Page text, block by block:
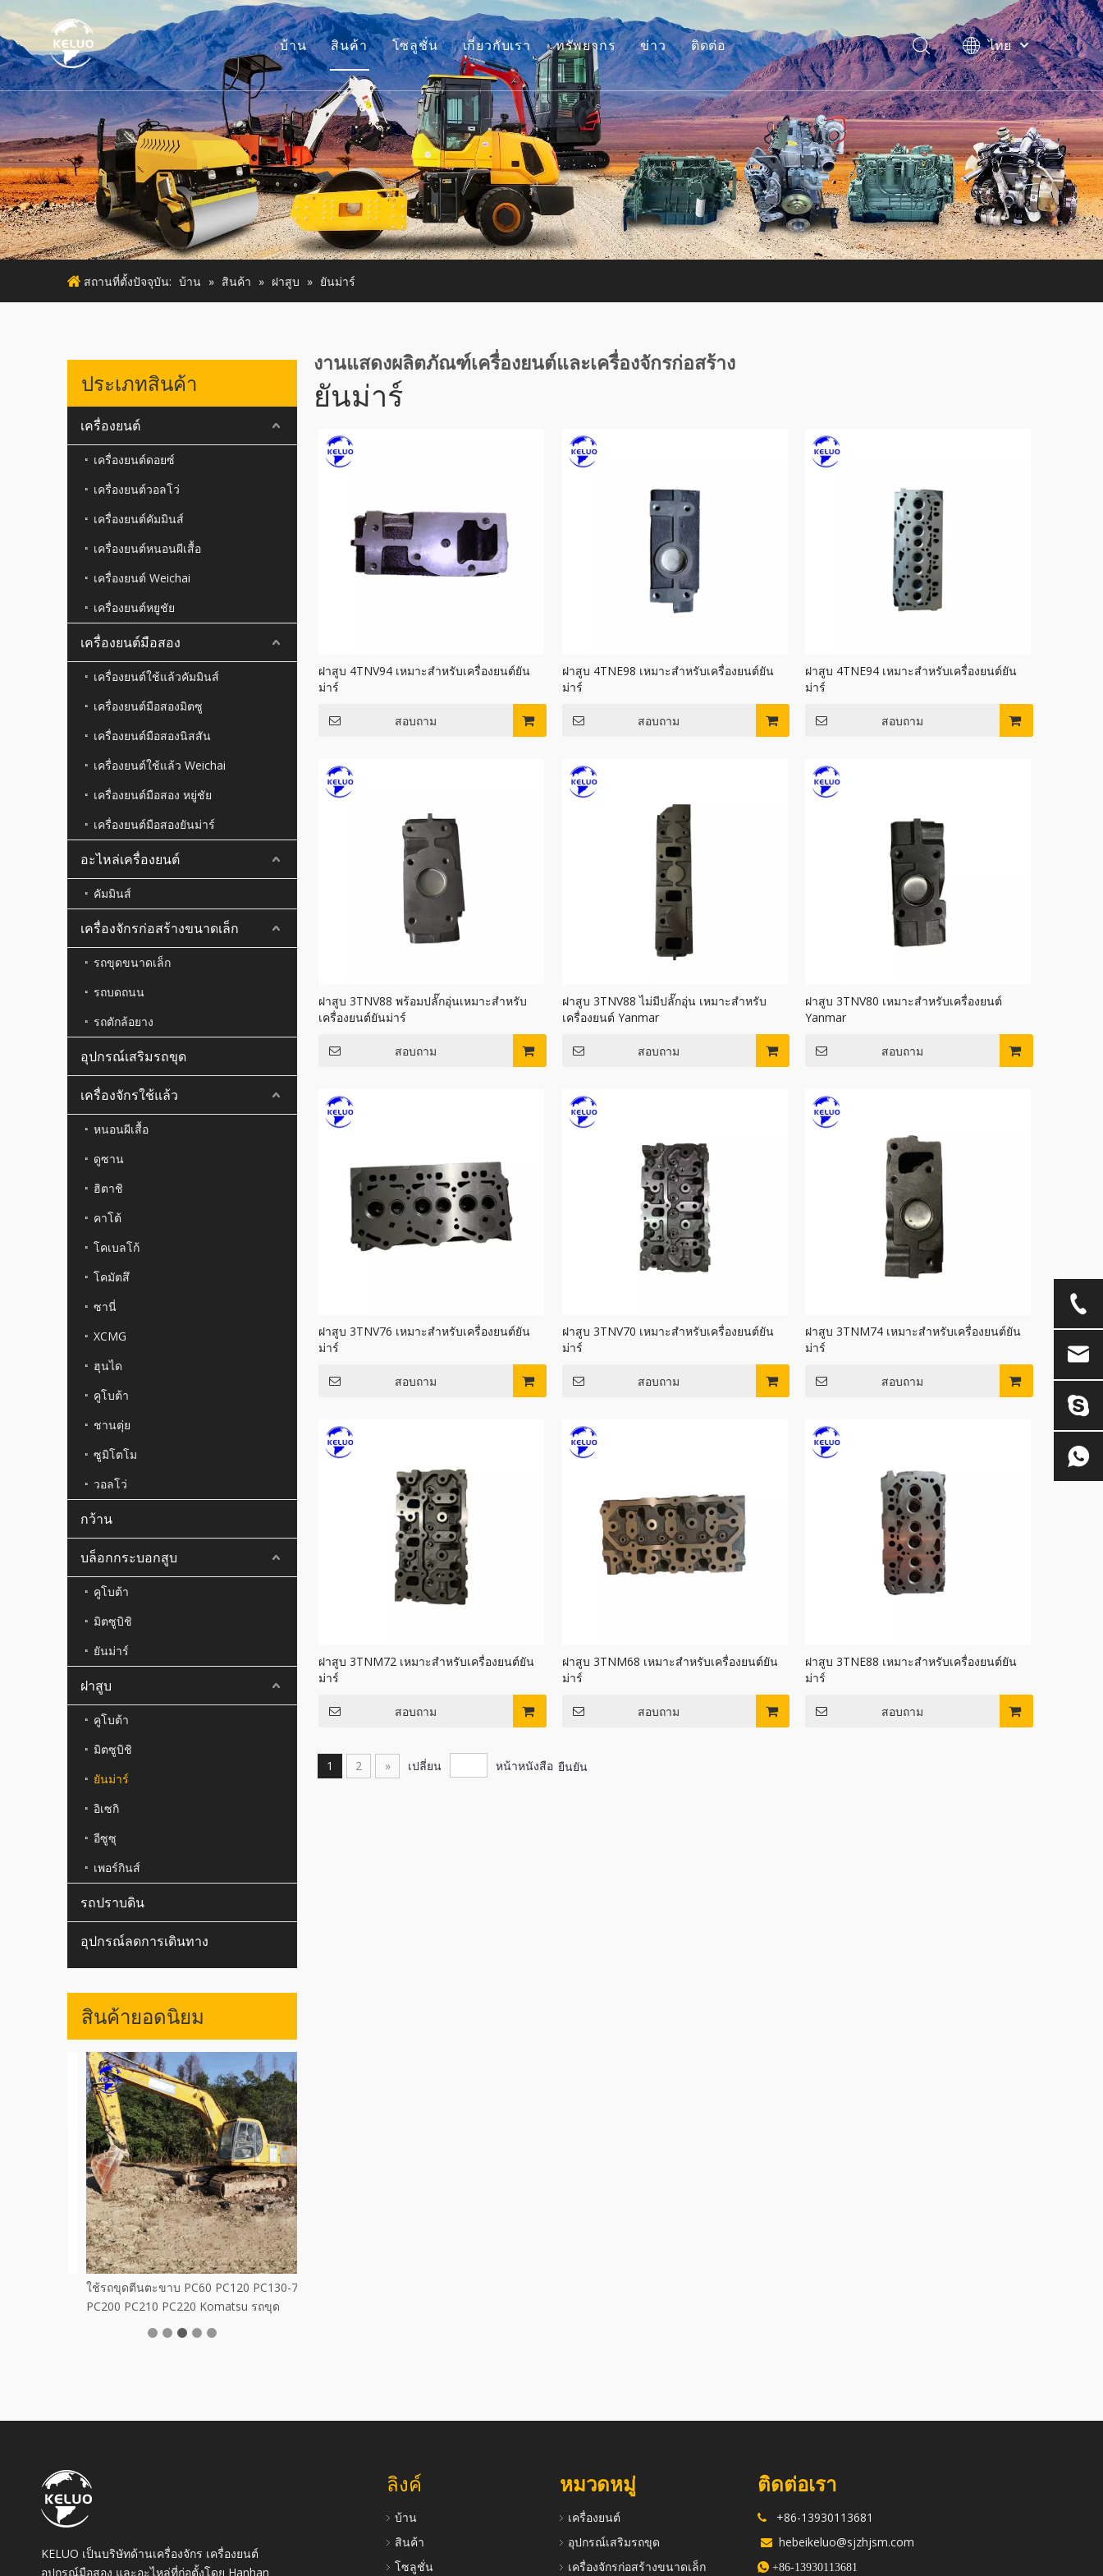
บ้าน สินค้า
เครื่องยนต์
อุปกรณ์เสริมรถขุด
เครื่องจักรก่อสร้างขนาดเล็ก
เครื่องยนต์มือสอง
เครื่องจักรใช้แล้ว
โซลูชั่น เกี่ยวกับเรา
เรื่องราวของเรา
ข้อได้เปรียบของเรา
ทรัพยากร
คำแนะนำ
คำถามที่พบบ่อย
วิดีโอ
ข่าว ติดต่อ
ไทย
فارسی
Bahasa
indonesia
Türk dili
Italiano
Deutsch
Português
Español
Pусский
English
สถานที่ตั้งปัจจุบัน: บ้าน » สินค้า » ฝาสูบ » ยันม่าร์
ประเภทสินค้า
เครื่องยนต์
เครื่องยนต์ดอยซ์
เครื่องยนต์วอลโว่
เครื่องยนต์คัมมินส์
เครื่องยนต์หนอนผีเสื้อ
เครื่องยนต์ Weichai
เครื่องยนต์หยูชัย
เครื่องยนต์มือสอง
เครื่องยนต์ใช้แล้วคัมมินส์
เครื่องยนต์มือสองมิตซู
เครื่องยนต์มือสองนิสสัน
เครื่องยนต์ใช้แล้ว Weichai
เครื่องยนต์มือสอง หยู่ชัย
เครื่องยนต์มือสองยันม่าร์
อะไหล่เครื่องยนต์
คัมมินส์
เครื่องจักรก่อสร้างขนาดเล็ก
รถขุดขนาดเล็ก
รถบดถนน
รถตักล้อยาง
อุปกรณ์เสริมรถขุด
เครื่องจักรใช้แล้ว
หนอนผีเสื้อ
ดูซาน
ฮิตาชิ
คาโต้
โคเบลโก้
โคมัตสึ
ซานี่
XCMG
ฮุนได
คูโบต้า
ชานตุ่ย
ซูมิโตโม
วอลโว่
กว้าน
บล็อกกระบอกสูบ
คูโบต้า
มิตซูบิชิ
ยันม่าร์
ฝาสูบ
คูโบต้า
มิตซูบิชิ
ยันม่าร์
อิเซกิ
อีซูซุ
เพอร์กินส์
รถปราบดิน
อุปกรณ์ลดการเดินทาง
สินค้ายอดนิยม
ใช้รถขุดตีนตะขาบ PC60 PC120 PC130-7
PC200 PC210 PC220 Komatsu รถขุด
งานแสดงผลิตภัณฑ์เครื่องยนต์และเครื่องจักรก่อสร้าง
ยันม่าร์
ฝาสูบ 4TNV94 เหมาะสำหรับเครื่องยนต์ยัน
ม่าร์
สอบถาม
ฝาสูบ 4TNE98 เหมาะสำหรับเครื่องยนต์ยัน
ม่าร์
สอบถาม
ฝาสูบ 4TNE94 เหมาะสำหรับเครื่องยนต์ยัน
ม่าร์
สอบถาม
ฝาสูบ 3TNV88 พร้อมปลั๊กอุ่นเหมาะสำหรับ
เครื่องยนต์ยันม่าร์
สอบถาม
ฝาสูบ 3TNV88 ไม่มีปลั๊กอุ่น เหมาะสำหรับ
เครื่องยนต์ Yanmar
สอบถาม
ฝาสูบ 3TNV80 เหมาะสำหรับเครื่องยนต์
Yanmar
สอบถาม
ฝาสูบ 3TNV76 เหมาะสำหรับเครื่องยนต์ยัน
ม่าร์
สอบถาม
ฝาสูบ 3TNV70 เหมาะสำหรับเครื่องยนต์ยัน
ม่าร์
สอบถาม
ฝาสูบ 3TNM74 เหมาะสำหรับเครื่องยนต์ยัน
ม่าร์
สอบถาม
ฝาสูบ 3TNM72 เหมาะสำหรับเครื่องยนต์ยัน
ม่าร์
สอบถาม
ฝาสูบ 3TNM68 เหมาะสำหรับเครื่องยนต์ยัน
ม่าร์
สอบถาม
ฝาสูบ 3TNE88 เหมาะสำหรับเครื่องยนต์ยัน
ม่าร์
สอบถาม
1 2 » เปลี่ยน หน้าหนังสือ ยืนยัน
KELUO เป็นบริษัทด้านเครื่องจักร เครื่องยนต์
อุปกรณ์มือสอง และอะไหล่ที่ก่อตั้งโดย Hanhan
ลิงค์
บ้าน
สินค้า
โซลูชั่น
หมวดหมู่
เครื่องยนต์
อุปกรณ์เสริมรถขุด
เครื่องจักรก่อสร้างขนาดเล็ก
ติดต่อเรา
 +86-13930113681
 hebeikeluo@sjzhjsm.com
+86-13930113681